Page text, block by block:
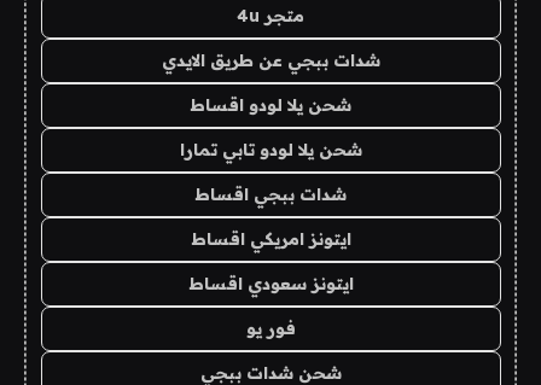
متجر 4u
شدات ببجي عن طريق الايدي
شحن يلا لودو اقساط
شحن يلا لودو تابي تمارا
شدات ببجي اقساط
ايتونز امريكي اقساط
ايتونز سعودي اقساط
فور يو
شحن شدات ببجي